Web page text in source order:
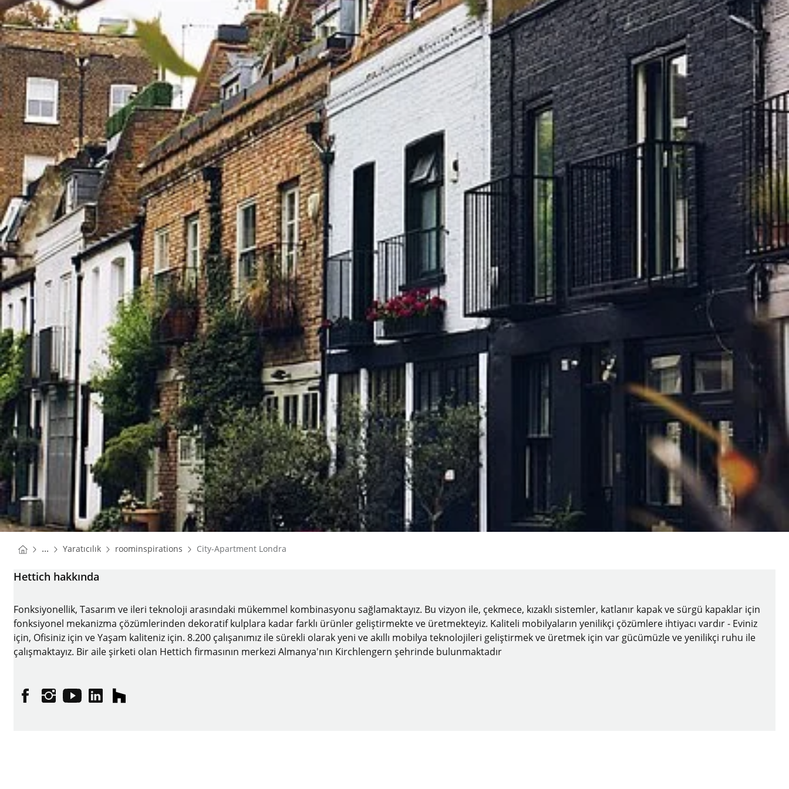
You are here:
Homepage
... YaratıcılıkHomepage
roominspirations Homepage
City-Apartment Londra
Hettich hakkında
Fonksiyonellik, Tasarım ve ileri teknoloji arasındaki mükemmel kombinasyonu sağlamaktayız. Bu vizyon ile, çekmece, kızaklı sistemler, katlanır kapak ve sürgü kapaklar için
fonksiyonel mekanizma çözümlerinden dekoratif kulplara kadar farklı ürünler geliştirmekte ve üretmekteyiz. Kaliteli mobilyaların yenilikçi çözümlere ihtiyacı vardır - Eviniz
için, Ofisiniz için ve Yaşam kaliteniz için. 8.200 çalışanımız ile sürekli olarak yeni ve akıllı mobilya teknolojileri geliştirmek ve üretmek için var gücümüzle ve yenilikçi ruhu ile
çalışmaktayız. Bir aile şirketi olan Hettich firmasının merkezi Almanya'nın Kirchlengern şehrinde bulunmaktadır
FacebookInstagram
YouTubelinkedinhouzz